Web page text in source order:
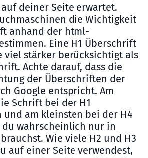
deiner Seite erwartet.
die Wichtigkeit
anhand der html-
Eine H1 Überschrift
viel stärker berücksichtigt als
Achte darauf, dass die
der Überschriften der
Google entspricht. Am
Schrift bei der H1
und am kleinsten bei der H4
wahrscheinlich nur in
Wie viele H2 und H3
auf einer Seite verwendest,